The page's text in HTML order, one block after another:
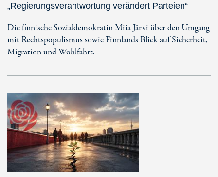
„Regierungsverantwortung verändert Parteien“
Die finnische Sozialdemokratin Miia Järvi über den Umgang
mit Rechtspopulismus sowie Finnlands Blick auf Sicherheit,
Migration und Wohlfahrt.